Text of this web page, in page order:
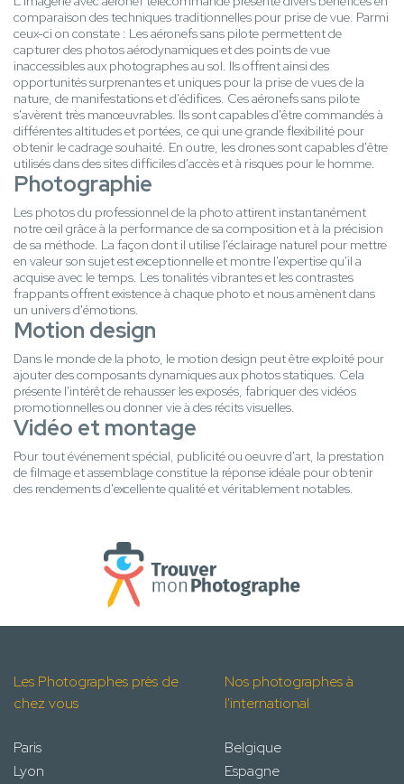
comparaison des techniques traditionnelles pour prise de vue. Parmi
ceux-ci on constate : Les aéronefs sans pilote permettent de
capturer des photos aérodynamiques et des points de vue
inaccessibles aux photographes au sol. Ils offrent ainsi des
opportunités surprenantes et uniques pour la prise de vues de la
nature, de manifestations et d'édifices. Ces aéronefs sans pilote
s'avèrent très manœuvrables. Ils sont capables d'être commandés à
différentes altitudes et portées, ce qui une grande flexibilité pour
obtenir le cadrage souhaité. En outre, les drones sont capables d'être
utilisés dans des sites difficiles d'accès et à risques pour le homme.
Photographie
Les photos du professionnel de la photo attirent instantanément
notre œil grâce à la performance de sa composition et à la précision
de sa méthode. La façon dont il utilise l'éclairage naturel pour mettre
en valeur son sujet est exceptionnelle et montre l'expertise qu'il a
acquise avec le temps. Les tonalités vibrantes et les contrastes
frappants offrent existence à chaque photo et nous amènent dans
un univers d'émotions.
Motion design
Dans le monde de la photo, le motion design peut être exploité pour
ajouter des composants dynamiques aux photos statiques. Cela
présente l'intérêt de rehausser les exposés, fabriquer des vidéos
promotionnelles ou donner vie à des récits visuelles.
Vidéo et montage
Pour tout événement spécial, publicité ou oeuvre d'art, la prestation
de filmage et assemblage constitue la réponse idéale pour obtenir
des rendements d'excellente qualité et véritablement notables.
Les Photographes près de
chez vous
Paris
Lyon
Nos photographes à
l'international
Belgique
Espagne